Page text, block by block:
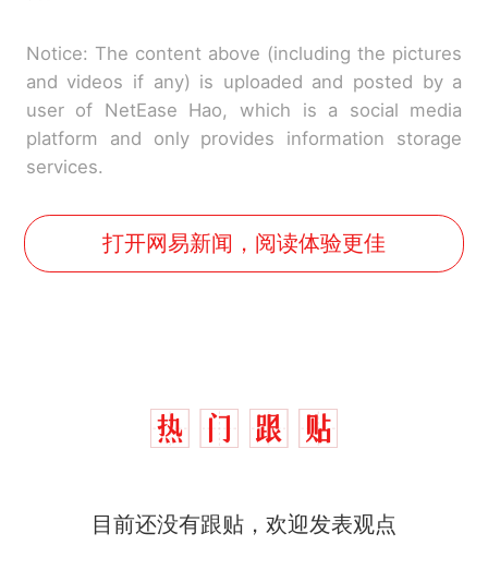
Notice: The content above (including the pictures
and videos if any) is uploaded and posted by a
user of NetEase Hao, which is a social media
platform and only provides information storage
services.
打开网易新闻，阅读体验更佳
目前还没有跟贴，欢迎发表观点
因老师一句“跟我回家”改写了